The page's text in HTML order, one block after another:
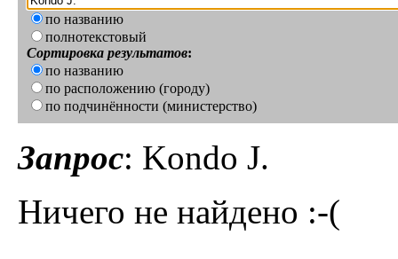
по названию
полнотекстовый
Сортировка результатов:
по названию
по расположению (городу)
по подчинённости (министерство)
Запрос: Kondo J.
Ничего не найдено :-(